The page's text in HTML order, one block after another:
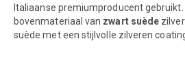
Italiaanse premiumproducent
bovenmateriaal van zwart suède
suède met een stijlvolle zilveren